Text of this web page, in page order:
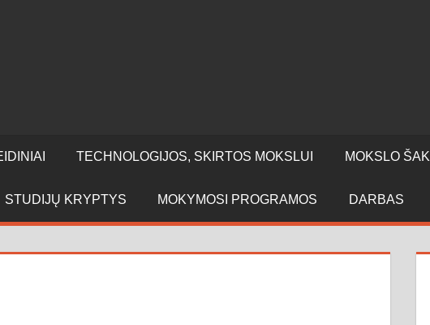
TECHNOLOGIJOS, SKIRTOS MOKSLUI MOKSLO
STUDIJŲ KRYPTYS MOKYMOSI PROGRAMOS DARBAS